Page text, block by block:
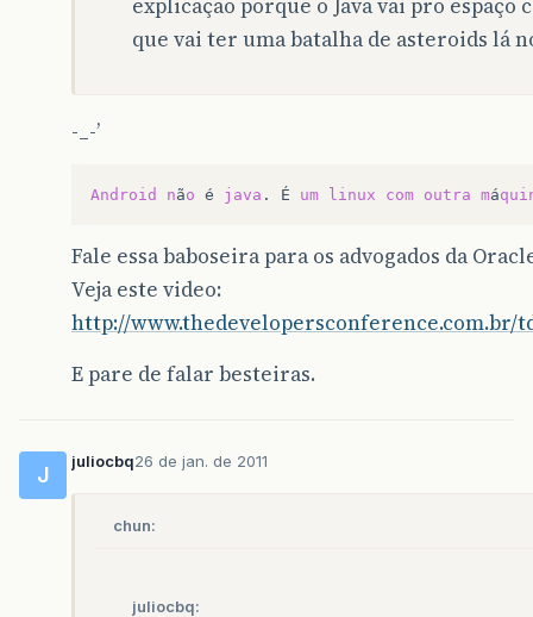
que vai ter uma batalha de asteroids lá
-_-’
Android não é java . É um linux com outra má
Fale essa baboseira para os advogados da
Veja este video:
http://www.thedevelopersconference.com.br/
E pare de falar besteiras.
J
juliocbq26 de jan. de 2011
chun:
juliocbq: